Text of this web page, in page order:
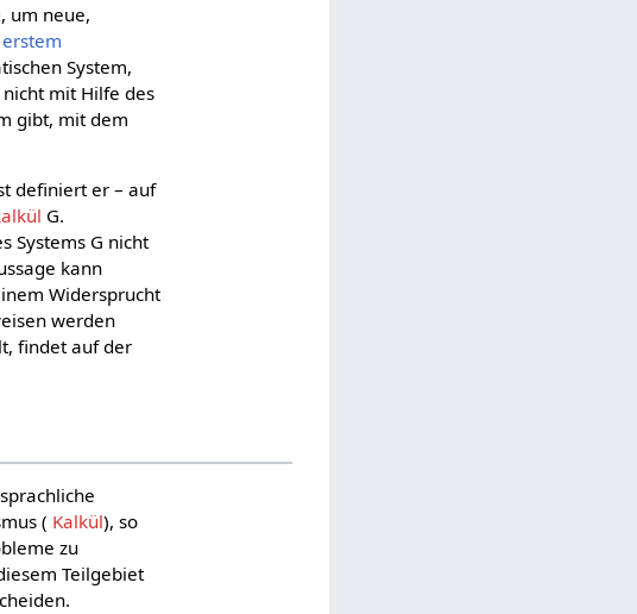
um neue,
erstem
System,
mit Hilfe des
gibt, mit dem
definiert er – auf
G.
Systems G nicht
kann
Widersprucht
werden
findet auf der
( Kalkül), so
zu
Teilgebiet